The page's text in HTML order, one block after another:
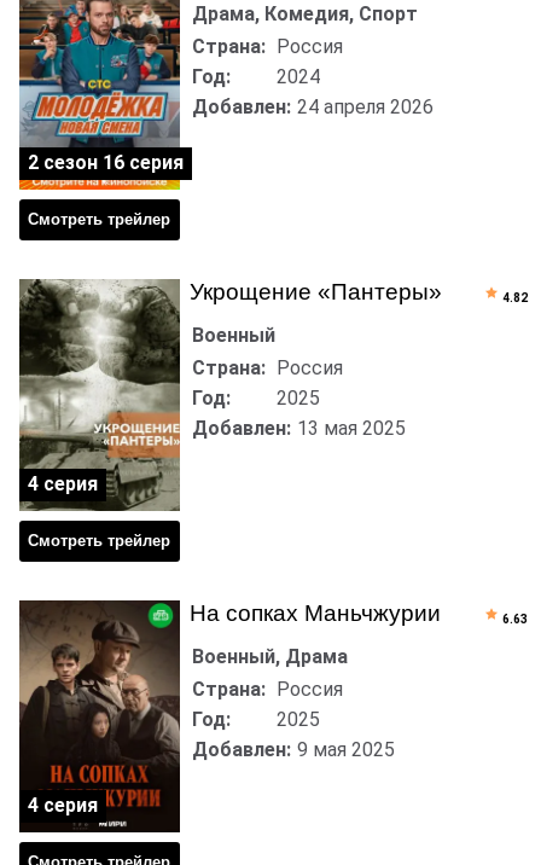
Смотреть трейлер
Драма, Комедия, Спорт
Страна: Россия
Год:
2024
Добавлен: 24 апреля 2026
2 сезон 16 серия
Укрощение «Пантеры»
Смотреть трейлер
Военный
Страна: Россия
Год:
2025
Добавлен: 13 мая 2025
4 серия
4.82
На сопках Маньчжурии
Военный, Драма
Страна: Россия
Год:
2025
Добавлен: 9 мая 2025
4 серия
6.63